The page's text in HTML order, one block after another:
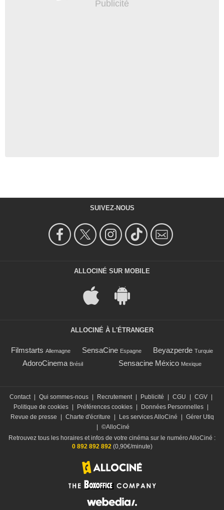
SUIVEZ-NOUS
ALLOCINÉ SUR MOBILE
ALLOCINÉ À L'ÉTRANGER
Filmstarts Allemagne SensaCine Espagne Beyazperde Turquie
AdoroCinema Brésil Sensacine México Mexique
Contact Qui sommes-nous Recrutement Publicité CGU CGV
Politique de cookies
Préférences cookies Données Personnelles
Revue de presse
Charte d'écriture Les services AlloCiné
Gérer Utiq
©AlloCiné
Retrouvez tous les horaires et infos de votre cinéma sur le numéro AlloCiné :
0 892 892 892(0,90€/minute)